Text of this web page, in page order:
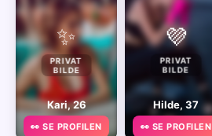
✨
PRIVAT
BILDE
Kari, 26
👀 SE PROFILEN
💜
PRIVAT
BILDE
Hilde, 37
👀 SE PROFILEN